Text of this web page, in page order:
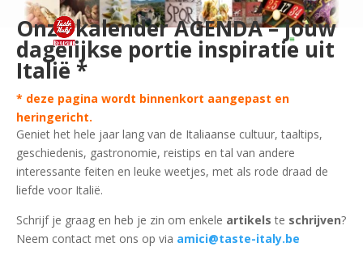
Onze kalender AGENDA – jouw
dagelijkse portie inspiratie uit
Italië *
* deze pagina wordt binnenkort aangepast en
heringericht.
Geniet het hele jaar lang van de Italiaanse cultuur, taaltips,
geschiedenis, gastronomie, reistips en tal van andere
interessante feiten en leuke weetjes, met als rode draad de
liefde voor Italië.
Schrijf je graag en heb je zin om enkele artikels te schrijven?
Neem contact met ons op via amici@taste-italy.be